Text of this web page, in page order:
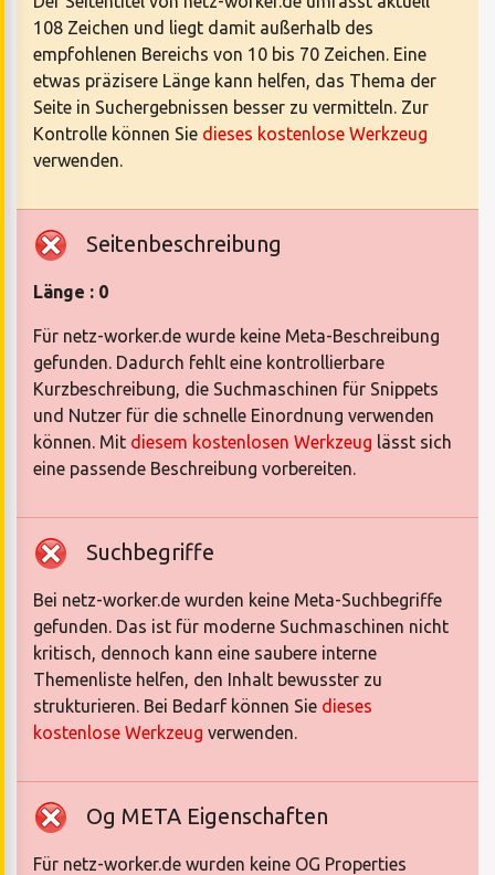
108 Zeichen und liegt damit außerhalb des
empfohlenen Bereichs von 10 bis 70 Zeichen. Eine
etwas präzisere Länge kann helfen, das Thema der
Seite in Suchergebnissen besser zu vermitteln. Zur
Kontrolle können Sie dieses kostenlose Werkzeug
verwenden.
Seitenbeschreibung
Länge : 0
Für netz-worker.de wurde keine Meta-Beschreibung
gefunden. Dadurch fehlt eine kontrollierbare
Kurzbeschreibung, die Suchmaschinen für Snippets
und Nutzer für die schnelle Einordnung verwenden
können. Mit diesem kostenlosen Werkzeug lässt sich
eine passende Beschreibung vorbereiten.
Suchbegriffe
Bei netz-worker.de wurden keine Meta-Suchbegriffe
gefunden. Das ist für moderne Suchmaschinen nicht
kritisch, dennoch kann eine saubere interne
Themenliste helfen, den Inhalt bewusster zu
strukturieren. Bei Bedarf können Sie dieses
kostenlose Werkzeug verwenden.
Og META Eigenschaften
Für netz-worker.de wurden keine OG Properties